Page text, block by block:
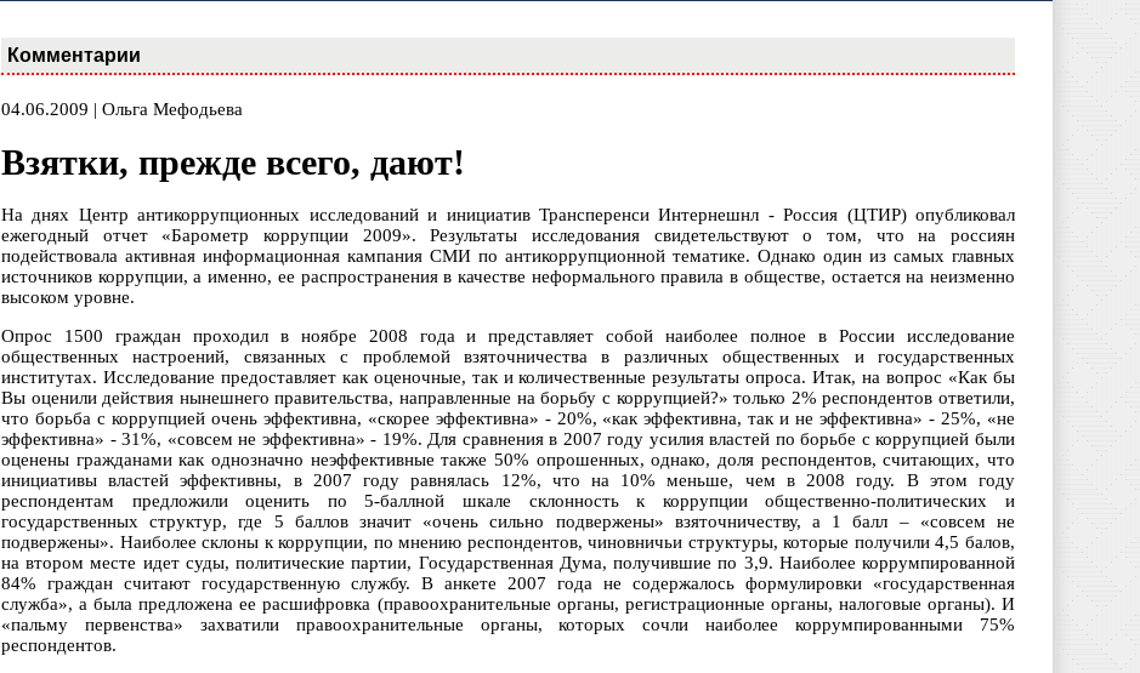
Комментарии
04.06.2009 | Ольга Мефодьева
Взятки, прежде всего, дают!
На днях Центр антикоррупционных исследований и инициатив Трансперенси Интернешнл - Россия (ЦТИР) опубликовал
ежегодный отчет «Барометр коррупции 2009». Результаты исследования свидетельствуют о том, что на россиян
подействовала активная информационная кампания СМИ по антикоррупционной тематике. Однако один из самых главных
источников коррупции, а именно, ее распространения в качестве неформального правила в обществе, остается на неизменно
высоком уровне.
Опрос 1500 граждан проходил в ноябре 2008 года и представляет собой наиболее полное в России исследование
общественных настроений, связанных с проблемой взяточничества в различных общественных и государственных
институтах. Исследование предоставляет как оценочные, так и количественные результаты опроса. Итак, на вопрос «Как бы
Вы оценили действия нынешнего правительства, направленные на борьбу с коррупцией?» только 2% респондентов ответили,
что борьба с коррупцией очень эффективна, «скорее эффективна» - 20%, «как эффективна, так и не эффективна» - 25%, «не
эффективна» - 31%, «совсем не эффективна» - 19%. Для сравнения в 2007 году усилия властей по борьбе с коррупцией были
оценены гражданами как однозначно неэффективные также 50% опрошенных, однако, доля респондентов, считающих, что
инициативы властей эффективны, в 2007 году равнялась 12%, что на 10% меньше, чем в 2008 году. В этом году
респондентам предложили оценить по 5-баллной шкале склонность к коррупции общественно-политических и
государственных структур, где 5 баллов значит «очень сильно подвержены» взяточничеству, а 1 балл – «совсем не
подвержены». Наиболее склоны к коррупции, по мнению респондентов, чиновничьи структуры, которые получили 4,5 балов,
на втором месте идет суды, политические партии, Государственная Дума, получившие по 3,9. Наиболее коррумпированной
84% граждан считают государственную службу. В анкете 2007 года не содержалось формулировки «государственная
служба», а была предложена ее расшифровка (правоохранительные органы, регистрационные органы, налоговые органы). И
«пальму первенства» захватили правоохранительные органы, которых сочли наиболее коррумпированными 75%
респондентов.